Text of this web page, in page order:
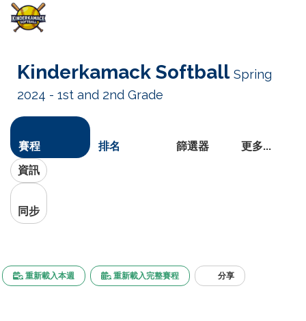
導
Kinderkamack Softball Spring
2024 - 1st and 2nd Grade
賽程 排名 篩選器
更多...
資訊
同步
重新載入本週 重新載入完整賽程 分享